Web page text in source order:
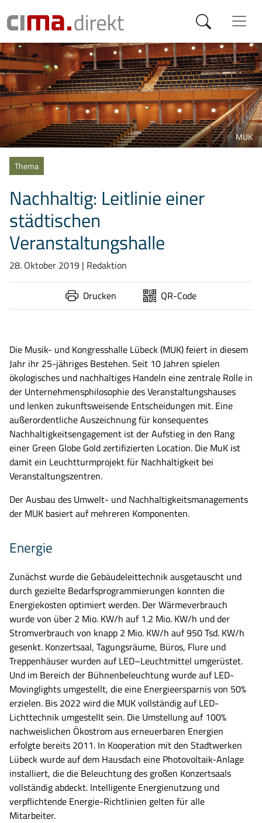
MUK
Kategorien
Thema
Nachhaltig: Leitlinie einer
städtischen
Veranstaltungshalle
28. Oktober 2019 | Redaktion
Drucken QR-Code
Die Musik- und Kongresshalle Lübeck (MUK) feiert in diesem
Jahr ihr 25-jähriges Bestehen. Seit 10 Jahren spielen
ökologisches und nachhaltiges Handeln eine zentrale Rolle in
der Unternehmensphilosophie des Veranstaltungshauses
und lenken zukunftsweisende Entscheidungen mit. Eine
außerordentliche Auszeichnung für konsequentes
Nachhaltigkeitsengagement ist der Aufstieg in den Rang
einer Green Globe Gold zertifizierten Location. Die MuK ist
damit ein Leuchtturmprojekt für Nachhaltigkeit bei
Veranstaltungszentren.
Der Ausbau des Umwelt- und Nachhaltigkeitsmanagements
der MUK basiert auf mehreren Komponenten.
Energie
Zunächst wurde die Gebäudeleittechnik ausgetauscht und
durch gezielte Bedarfsprogrammierungen konnten die
Energiekosten optimiert werden. Der Wärmeverbrauch
wurde von über 2 Mio. KW/h auf 1.2 Mio. KW/h und der
Stromverbrauch von knapp 2 Mio. KW/h auf 950 Tsd. KW/h
gesenkt. Konzertsaal, Tagungsräume, Büros, Flure und
Treppenhäuserwurden auf LED–Leuchtmittel umgerüstet.
Und im Bereich der Bühnenbeleuchtungwurdeauf LED-
Movinglights umgestellt, die eine Energieersparnis von 50%
erzielen. Bis 2022 wird die MUK vollständig auf LED-
Lichttechnik umgestellt sein. Die Umstellung auf 100%
nachweislichen Ökostromaus erneuerbaren Energien
erfolgte bereits 2011. In Kooperation mit den Stadtwerken
Lübeck wurde auf dem Hausdach eine Photovoltaik-Anlage
installiert, die die Beleuchtung des großen Konzertsaals
vollständig abdeckt. Intelligente Energienutzung und
verpflichtende Energie-Richtlinien gelten für alle
Mitarbeiter.